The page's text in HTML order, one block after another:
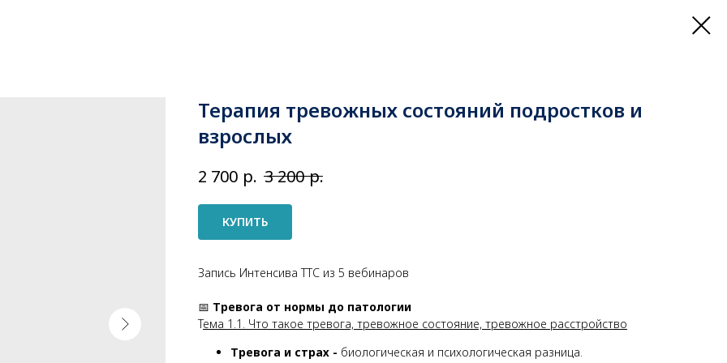
Терапия тревожных состояний подростков и
взрослых
2 700 р. 3 200 р.
КУПИТЬ
Запись Интенсива ТТС из 5 вебинаров
📅 Тревога от нормы до патологии
Тема 1.1. Что такое тревога, тревожное состояние, тревожное расстройство
Тревога и страх - биологическая и психологическая разница.